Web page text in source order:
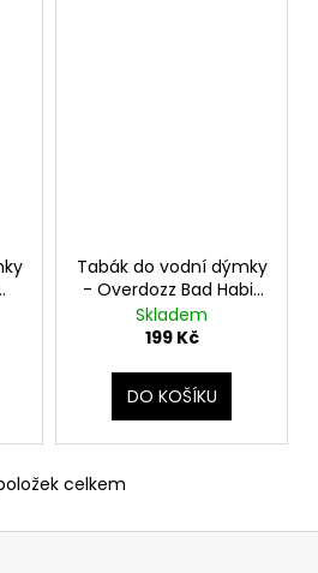
Tabák do vodní dýmky
- Overdozz Bad Habit
50g
Skladem
199 Kč
DO KOŠÍKU
O
v
celkem